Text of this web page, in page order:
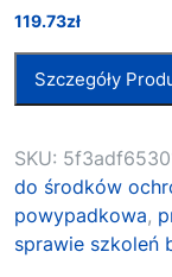
119.73zł
Szczegóły
SKU:
do środków
powypadkowa,
sprawie szkoleń